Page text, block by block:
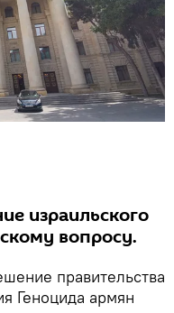
израильского
вопросу.
правительства
Геноцида армян